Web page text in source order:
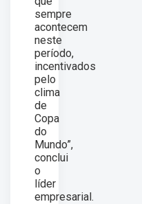
sempre
acontecem
neste
período,
incentivados
pelo
clima
de
Copa
do
Mundo”,
conclui
o
líder
empresarial.